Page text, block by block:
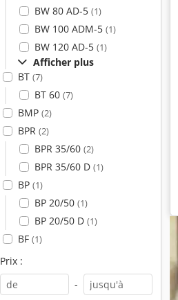
BW 80 AD-5 (1)
BW 100 ADM-5 (1)
BW 120 AD-5 (1)
Afficher plus
BT (7)
BT 60 (7)
BMP (2)
BPR (2)
BPR 35/60 (2)
BPR 35/60 D (1)
BP (1)
BP 20/50 (1)
BP 20/50 D (1)
BF (1)
Prix :
-